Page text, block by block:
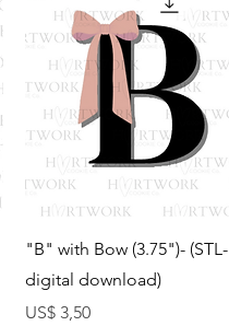
Visualização rápida
"B" with Bow (3.75")- (STL-
digital download)
Preço
US$ 3,50